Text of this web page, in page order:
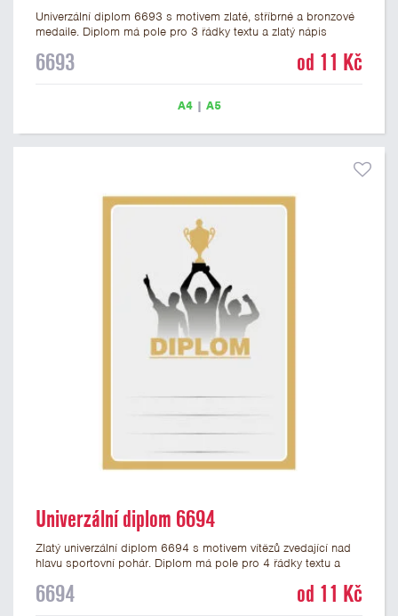
Univerzální diplom 6693 s motivem zlaté, stříbrné a bronzové
medaile. Diplom má pole pro 3 řádky textu a zlatý nápis
Tento univerzální diplom je vhodný pro většinu událostí, ke
6693 od 11 Kč
A4| A5
Univerzální diplom 6694
Zlatý univerzální diplom 6694 s motivem vítězů zvedající nad
hlavu sportovní pohár. Diplom má pole pro 4 řádky textu a
formátu A4 a A5. Tento univerzální diplom je vhodný pro
6694 od 11 Kč